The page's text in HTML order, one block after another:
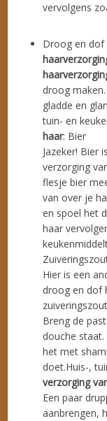
vervolgens
Droog en dof
droog
gladde en
tuin- en
haar: Bier
Jazeker! Bier
verzorging
flesje bier
van over je
en spoel het
haar
Hier is een
droog en dof
Breng de
douche
het met
doet.Huis-,
verzorging
Een paar
aanbrengen,